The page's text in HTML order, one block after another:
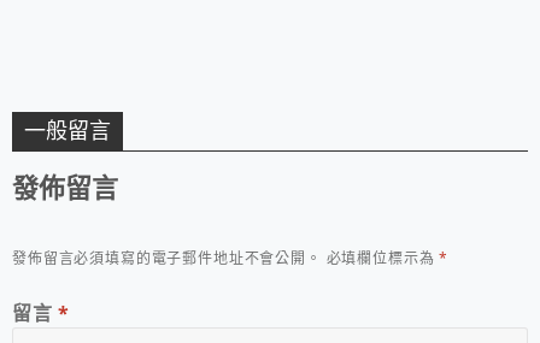
一般留言
發佈留言
發佈留言必須填寫的電子郵件地址不會公開。 必填欄位標示為*
留言 *